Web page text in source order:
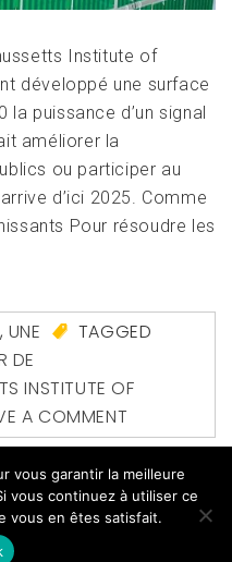
Institute of
développé une surface
la puissance d’un signal
améliorer la
ou participer au
d’ici 2025. Comme
Pour résoudre les
, UNE
TAGGED
DE
INSTITUTE OF
A COMMENT
vous garantir la meilleure
vous continuez à utiliser ce
vous en êtes satisfait.